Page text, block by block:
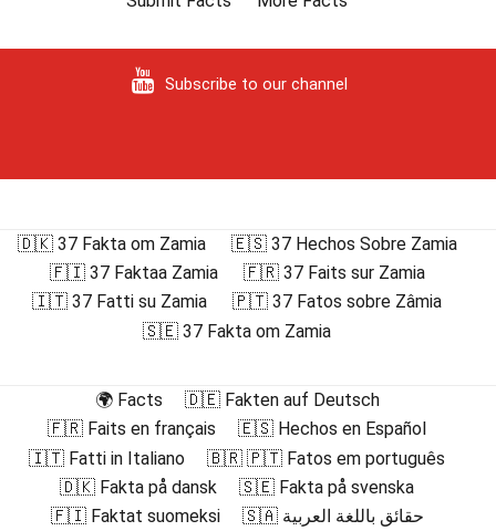
Subscribe to our channel
🇩🇰 37 Fakta om Zamia
🇪🇸 37 Hechos Sobre Zamia
🇫🇮 37 Faktaa Zamia
🇫🇷 37 Faits sur Zamia
🇮🇹 37 Fatti su Zamia
🇵🇹 37 Fatos sobre Zâmia
🇸🇪 37 Fakta om Zamia
🌍 Facts
🇩🇪 Fakten auf Deutsch
🇫🇷 Faits en français
🇪🇸 Hechos en Español
🇮🇹 Fatti in Italiano
🇧🇷 🇵🇹 Fatos em português
🇩🇰 Fakta på dansk
🇸🇪 Fakta på svenska
🇫🇮 Faktat suomeksi
🇸🇦 حقائق باللغة العربية